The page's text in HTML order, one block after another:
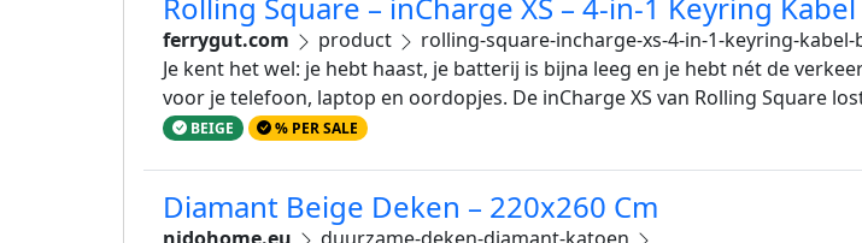
ferrygut.com product
rolling-square-incharge-xs-4-in-1-keyring-kabel-
Je kent het wel: je hebt haast, je batterij is bijna leeg en je hebt nét de
voor je telefoon, laptop en oordopjes. De inCharge XS van Rolling Square
BEIGE % PER SALE
Diamant Beige Deken – 220x260 Cm